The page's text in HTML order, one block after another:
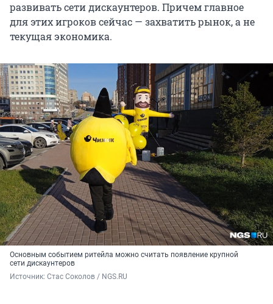
развивать сети дискаунтеров. Причем главное
для этих игроков сейчас — захватить рынок, а не
текущая экономика.
Основным событием ритейла можно считать появление крупной
сети дискаунтеров
Источник: Стас Соколов / NGS.RU